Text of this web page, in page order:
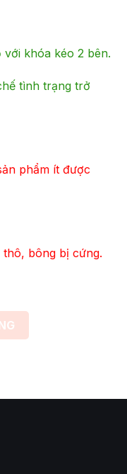
khóa kéo 2 bên.
tình trạng trở
phẩm ít được
bông bị cứng.